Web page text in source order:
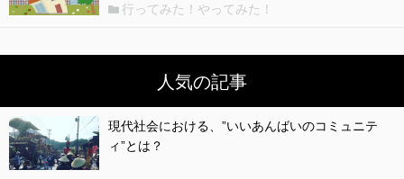
行ってみた！やってみた！
人気の記事
現代社会における、”いいあんばいのコミュニテ
ィ”とは？